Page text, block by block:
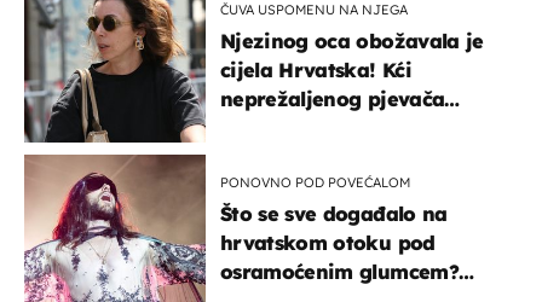
ČUVA USPOMENU NA NJEGA
Njezinog oca obožavala je
cijela Hrvatska! Kći
neprežaljenog pjevača
PONOVNO POD POVEĆALOM
Što se sve događalo na
hrvatskom otoku pod
osramoćenim glumcem?